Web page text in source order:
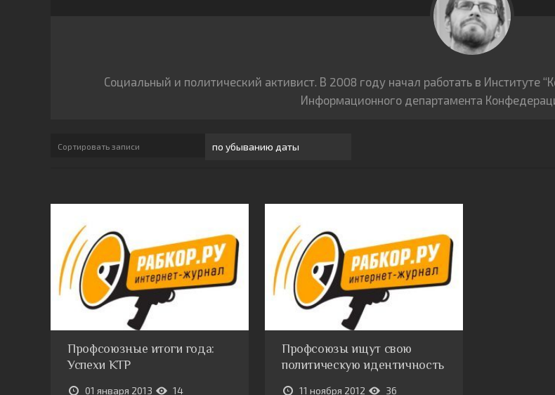
Социальный и политический активист. В 2008 году начал работать в Институте
Информационного департамента
Сортировать записи
Профсоюзные итоги года:
Успехи КТР
01 января 2013 14
Профсоюзы ищут свою
политическую идентичность
11 ноября 2012 36